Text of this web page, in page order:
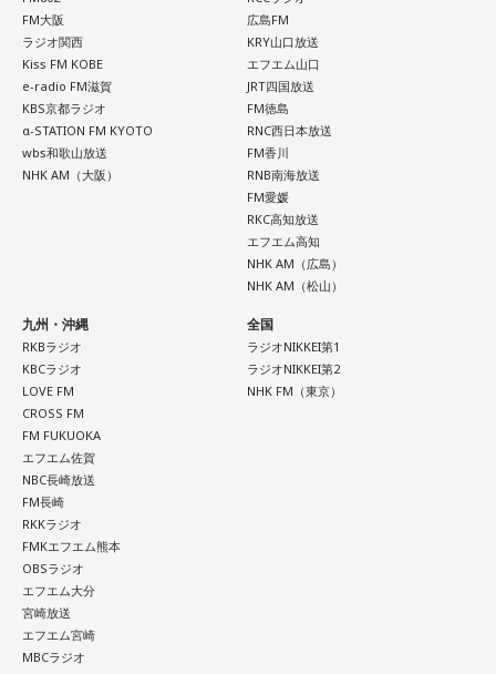
FM大阪
ラジオ関西
Kiss FM KOBE
e-radio FM滋賀
KBS京都ラジオ
α-STATION FM KYOTO
wbs和歌山放送
NHK AM（大阪）
広島FM
KRY山口放送
エフエム山口
JRT四国放送
FM徳島
RNC西日本放送
FM香川
RNB南海放送
FM愛媛
RKC高知放送
エフエム高知
NHK AM（広島）
NHK AM（松山）
九州・沖縄
RKBラジオ
KBCラジオ
LOVE FM
CROSS FM
FM FUKUOKA
エフエム佐賀
NBC長崎放送
FM長崎
RKKラジオ
FMKエフエム熊本
OBSラジオ
エフエム大分
宮崎放送
エフエム宮崎
MBCラジオ
全国
ラジオNIKKEI第1
ラジオNIKKEI第2
NHK FM（東京）